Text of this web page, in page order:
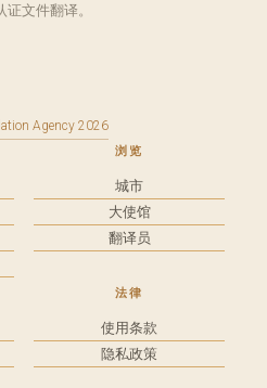
文件翻译。
Agency 2026
浏览
城市
大使馆
翻译员
法律
使用条款
隐私政策